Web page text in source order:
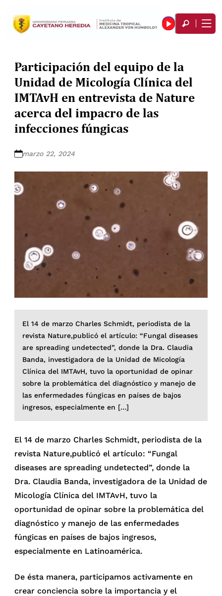
Participación del equipo de la
Unidad de Micología Clínica del
IMTAvH en entrevista de Nature
acerca del impacro de las
infecciones fúngicas
marzo 22, 2024
El 14 de marzo Charles Schmidt, periodista de la
revista Nature,publicó el artículo: “Fungal diseases
are spreading undetected”, donde la Dra. Claudia
Banda, investigadora de la Unidad de Micología
Clínica del IMTAvH, tuvo la oportunidad de opinar
sobre la problemática del diagnóstico y manejo de
las enfermedades fúngicas en países de bajos
ingresos, especialmente en […]
El 14 de marzo Charles Schmidt, periodista de la
revista Nature,publicó el artículo: “Fungal
diseases are spreading undetected”, donde la
Dra. Claudia Banda, investigadora de la Unidad de
Micología Clínica del IMTAvH, tuvo la
oportunidad de opinar sobre la problemática del
diagnóstico y manejo de las enfermedades
fúngicas en países de bajos ingresos,
especialmente en Latinoamérica.
De ésta manera, participamos activamente en
crear conciencia sobre la importancia y el